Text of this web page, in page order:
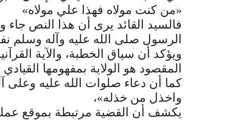
«من كنت مولاه فهذا علي مولاه»
فالسيد القائد يرى أن هذا النص
الرسول صلى الله عليه وآله وسلم
ويؤكد أن سياق الخطبة، والآية
المقصود هو الولاية بمفهومها
كما أن دعاء صلوات الله عليه وعلى
واخذل من خذله»،
يكشف أن القضية مرتبطة بموقع